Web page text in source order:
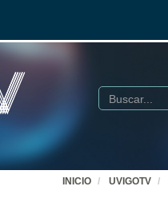
Buscar
INICIO UVIGOTV